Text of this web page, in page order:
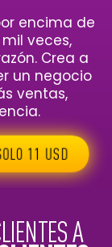
encima de
veces,
Crea a
un negocio
ventas,
11 USD
A